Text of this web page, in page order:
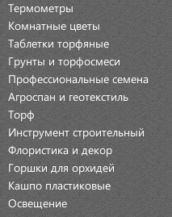
Термометры
Комнатные цветы
Таблетки торфяные
Грунты и торфосмеси
Профессиональные семена
Агроспан и геотекстиль
Торф
Инструмент строительный
Флористика и декор
Горшки для орхидей
Кашпо пластиковые
Освещение